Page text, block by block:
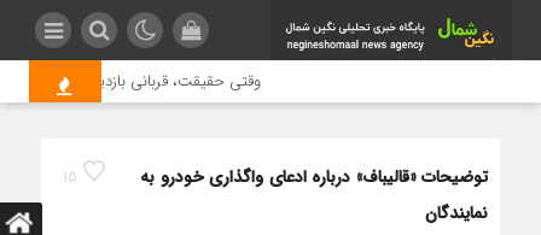
وقتی حقیقت، قربانی بازدید بیشتر می
15
توضیحات «قالیباف» درباره ادعای واگذاری خودرو به
نمایندگان